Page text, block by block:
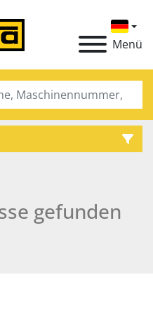
Menü
gefunden